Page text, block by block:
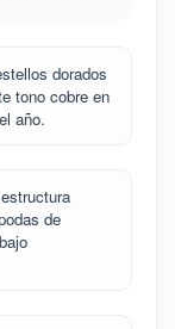
dorados
tono cobre en
año.
de